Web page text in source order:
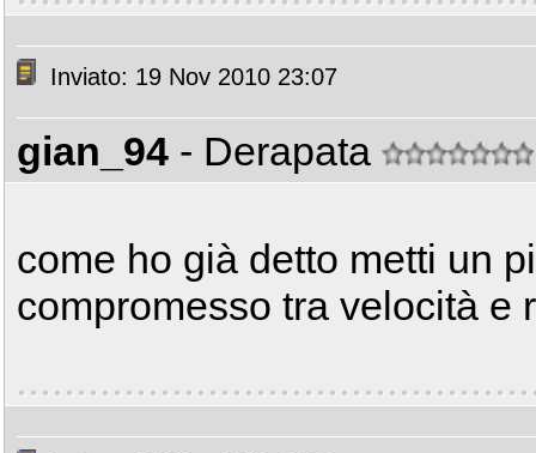
Inviato: 19 Nov 2010 23:07
gian_94 - Derapata
come ho già detto metti un
compromesso tra velocità e